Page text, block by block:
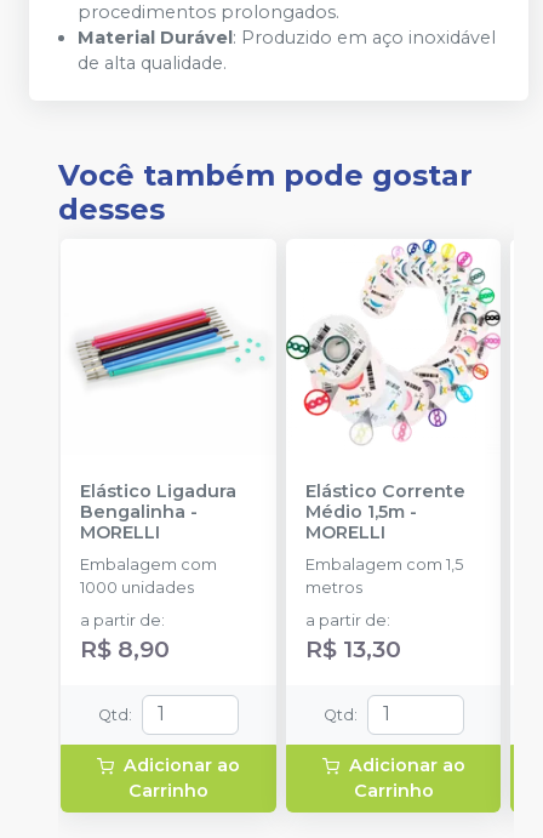
procedimentos prolongados.
Material Durável: Produzido em aço inoxidável
de alta qualidade.
Você também pode gostar
desses
Elástico Ligadura
Bengalinha -
MORELLI
Embalagem com
1000 unidades
a partir de:
R$ 8,90
Qtd :
Adicionar ao
Carrinho
Elástico Corrente
Médio 1,5m-
MORELLI
Embalagem com 1,5
metros
a partir de:
R$ 13,30
Qtd :
Adicionar ao
Carrinho